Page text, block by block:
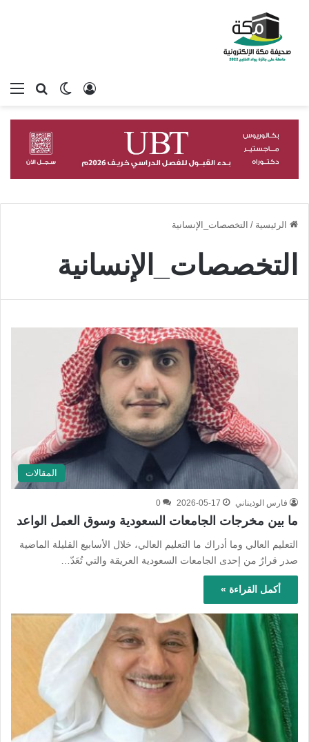
بحثالوضع
تسجيل الدخول
الرئيسية / التخصصات_الإنسانية
التخصصات_الإنسانية
المقالات
فارس الوذيناني 2026-05-17
0
ما بين مخرجات الجامعات السعودية وسوق العمل الواعد
التعليم العالي وما أدراك ما التعليم العالي، خلال الأسابيع القليلة الماضية
صدر قرارٌ من إحدى الجامعات السعودية العريقة والتي تُعَدّ…
أكمل القراءة »